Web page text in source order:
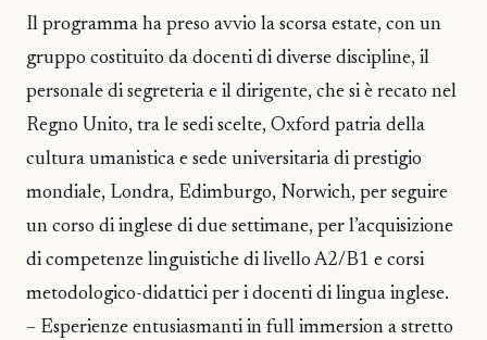
Il programma ha preso avvio la scorsa estate, con un
gruppo costituito da docenti di diverse discipline, il
personale di segreteria e il dirigente, che si è recato nel
Regno Unito, tra le sedi scelte, Oxford patria della
cultura umanistica e sede universitaria di prestigio
mondiale, Londra, Edimburgo, Norwich, per seguire
un corso di inglese di due settimane, per l’acquisizione
di competenze linguistiche di livello A2/B1 e corsi
metodologico-didattici per i docenti di lingua inglese.
– Esperienze entusiasmanti in full immersion a stretto